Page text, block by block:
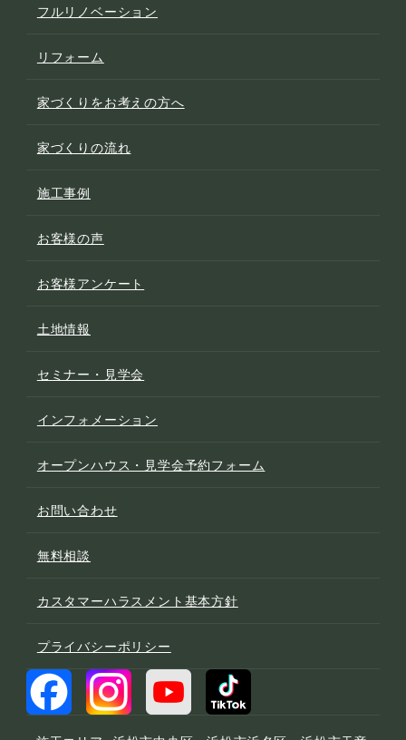
フルリノベーション
リフォーム
家づくりをお考えの方へ
家づくりの流れ
施工事例
お客様の声
お客様アンケート
土地情報
セミナー・見学会
インフォメーション
オープンハウス・見学会予約フォーム
お問い合わせ
無料相談
カスタマーハラスメント基本方針
プライバシーポリシー